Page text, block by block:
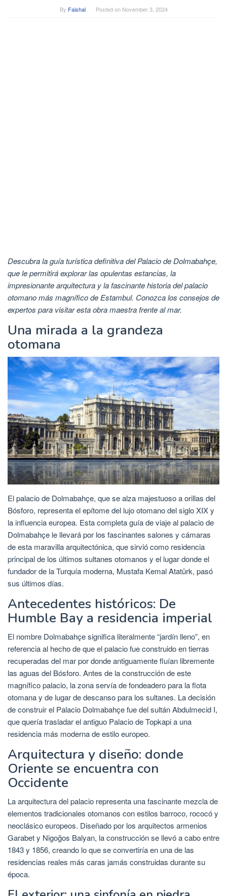
By Faishal Posted on November 3, 2024
Descubra la guía turística definitiva del Palacio de Dolmabahçe,
que le permitirá explorar las opulentas estancias, la
impresionante arquitectura y la fascinante historia del palacio
otomano más magnífico de Estambul. Conozca los consejos de
expertos para visitar esta obra maestra frente al mar.
Una mirada a la grandeza
otomana
El palacio de Dolmabahçe, que se alza majestuoso a orillas del
Bósforo, representa el epítome del lujo otomano del siglo XIX y
la influencia europea. Esta completa guía de viaje al palacio de
Dolmabahçe le llevará por los fascinantes salones y cámaras
de esta maravilla arquitectónica, que sirvió como residencia
principal de los últimos sultanes otomanos y el lugar donde el
fundador de la Turquía moderna, Mustafa Kemal Atatürk, pasó
sus últimos días.
Antecedentes históricos: De
Humble Bay a residencia imperial
El nombre Dolmabahçe significa literalmente “jardín lleno”, en
referencia al hecho de que el palacio fue construido en tierras
recuperadas del mar por donde antiguamente fluían libremente
las aguas del Bósforo. Antes de la construcción de este
magnífico palacio, la zona servía de fondeadero para la flota
otomana y de lugar de descanso para los sultanes. La decisión
de construir el Palacio Dolmabahçe fue del sultán Abdulmecid I,
que quería trasladar el antiguo Palacio de Topkapi a una
residencia más moderna de estilo europeo.
Arquitectura y diseño: donde
Oriente se encuentra con
Occidente
La arquitectura del palacio representa una fascinante mezcla de
elementos tradicionales otomanos con estilos barroco, rococó y
neoclásico europeos. Diseñado por los arquitectos armenios
Garabet y Nigoğos Balyan, la construcción se llevó a cabo entre
1843 y 1856, creando lo que se convertiría en una de las
residencias reales más caras jamás construidas durante su
época.